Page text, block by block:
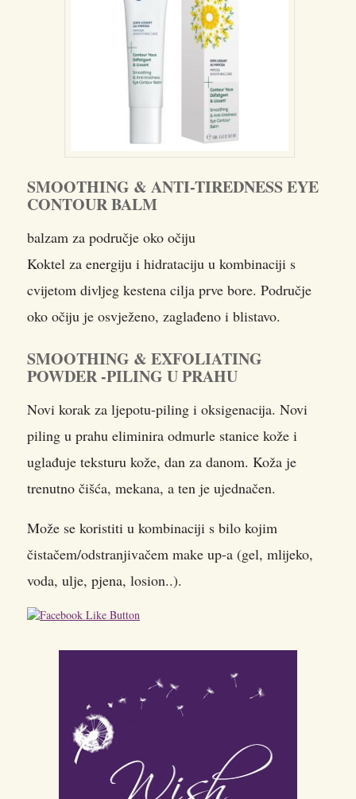
SMOOTHING & ANTI-TIREDNESS EYE
CONTOUR BALM
balzam za područje oko očiju
Koktel za energiju i hidrataciju u kombinaciji s
cvijetom divljeg kestena cilja prve bore. Područje
oko očiju je osvježeno, zaglađeno i blistavo.
SMOOTHING & EXFOLIATING
POWDER -PILING U PRAHU
Novi korak za ljepotu-piling i oksigenacija. Novi
piling u prahu eliminira odmurle stanice kože i
uglađuje teksturu kože, dan za danom. Koža je
trenutno čišća, mekana, a ten je ujednačen.
Može se koristiti u kombinaciji s bilo kojim
čistačem/odstranjivačem make up-a (gel, mlijeko,
voda, ulje, pjena, losion..).